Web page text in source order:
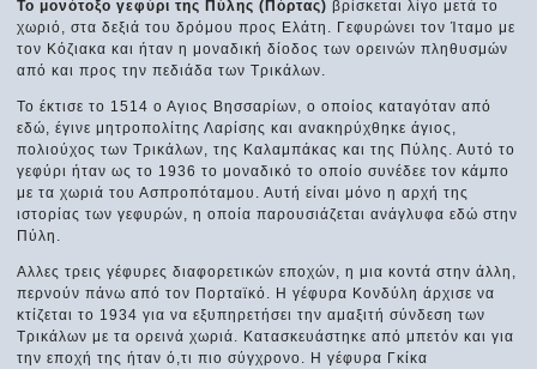
Το μονότοξο γεφύρι της Πύλης (Πόρτας) βρίσκεται λίγο μετά το
χωριό, στα δεξιά του δρόμου προς Ελάτη. Γεφυρώνει τον Ίταμο με
τον Κόζιακα και ήταν η μοναδική δίοδος των ορεινών πληθυσμών
από και προς την πεδιάδα των Τρικάλων.
Το έκτισε το 1514 ο Αγιος Βησσαρίων, ο οποίος καταγόταν από
εδώ, έγινε μητροπολίτης Λαρίσης και ανακηρύχθηκε άγιος,
πολιούχος των Τρικάλων, της Καλαμπάκας και της Πύλης. Αυτό το
γεφύρι ήταν ως το 1936 το μοναδικό το οποίο συνέδεε τον κάμπο
με τα χωριά του Ασπροπόταμου. Αυτή είναι μόνο η αρχή της
ιστορίας των γεφυρών, η οποία παρουσιάζεται ανάγλυφα εδώ στην
Πύλη.
Αλλες τρεις γέφυρες διαφορετικών εποχών, η μια κοντά στην άλλη,
περνούν πάνω από τον Πορταϊκό. Η γέφυρα Κονδύλη άρχισε να
κτίζεται το 1934 για να εξυπηρετήσει την αμαξιτή σύνδεση των
Τρικάλων με τα ορεινά χωριά. Κατασκευάστηκε από μπετόν και για
την εποχή της ήταν ό,τι πιο σύγχρονο. Η γέφυρα Γκίκα